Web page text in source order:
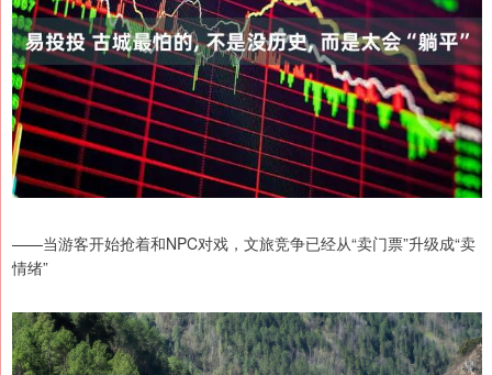
——当游客开始抢着和NPC对戏，文旅竞争已经从“卖门票”升级成“卖
情绪”